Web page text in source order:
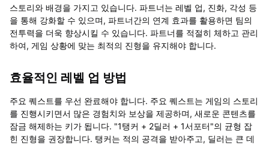
스토리와 배경을 가지고 있습니다. 파트너는 레벨 업, 진화, 각성 등
을 통해 강화할 수 있으며, 파트너간의 연계 효과를 활용하면 팀의
전투력을 더욱 향상시킬 수 있습니다. 파트너를 적절히 체하고 관리
하여, 게임 상황에 맞는 최적의 진형을 유지해야 합니다.
효율적인 레벨 업 방법
주요 퀘스트를 우선 완료해야 합니다. 주요 퀘스트는 게임의 스토리
를 진행시키면서 많은 경험치와 보상을 제공하며, 새로운 콘텐츠를
잠금 해제하는 키가 됩니다. "1탱커 + 2딜러 + 1서포터"의 균형 잡
힌 진형을 권장합니다. 탱커는 적의 공격을 받아주고, 딜러는 큰 데